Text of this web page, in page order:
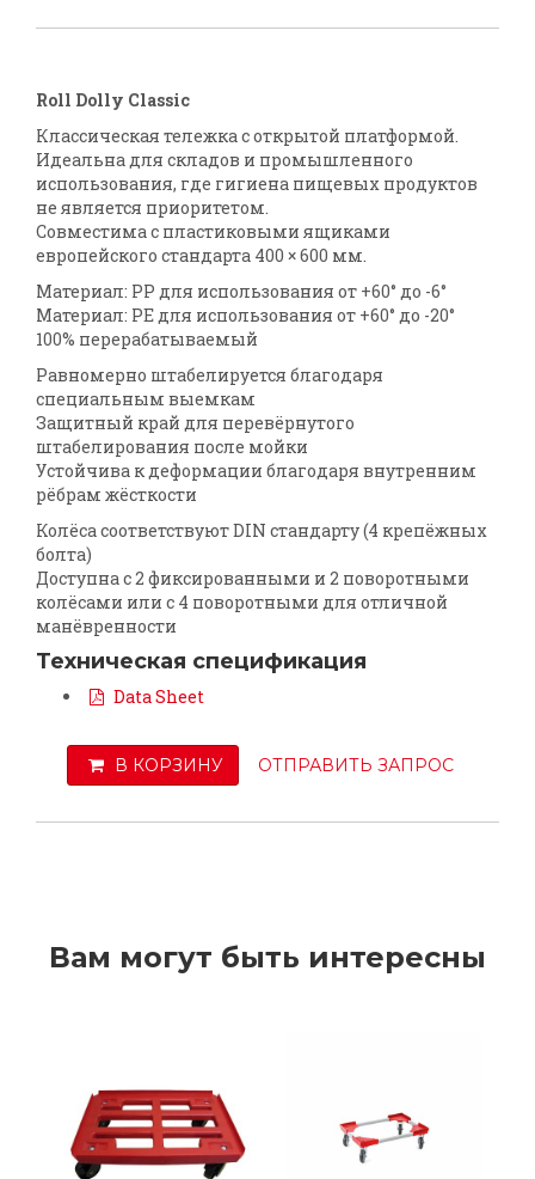
Roll Dolly Classic
Классическая тележка с открытой платформой.
Идеальна для складов и промышленного
использования, где гигиена пищевых продуктов
не является приоритетом.
Совместима с пластиковыми ящиками
европейского стандарта 400 × 600 мм.
Материал: PP для использования от +60° до -6°
Материал: PE для использования от +60° до -20°
100% перерабатываемый
Равномерно штабелируется благодаря
специальным выемкам
Защитный край для перевёрнутого
штабелирования после мойки
Устойчива к деформации благодаря внутренним
рёбрам жёсткости
Колёса соответствуют DIN стандарту (4 крепёжных
болта)
Доступна с 2 фиксированными и 2 поворотными
колёсами или с 4 поворотными для отличной
манёвренности
Техническая спецификация
Data Sheet
В КОРЗИНУ ОТПРАВИТЬ ЗАПРОС
Вам могут быть интересны